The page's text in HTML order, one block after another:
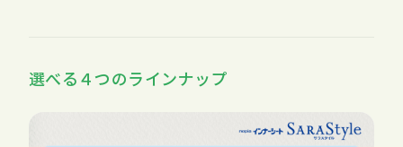
選べる４つのラインナップ